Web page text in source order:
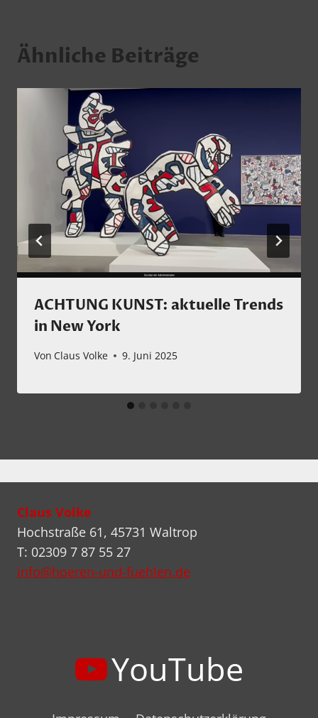
Ähnliche Beiträge
ACHTUNG KUNST: aktuelle Trends
in New York
Von Claus Volke 9. Juni 2025
Claus Volke
Hochstraße 61, 45731 Waltrop
T: 02309 7 87 55 27
info@hoeren-und-fuehlen.de
YouTube